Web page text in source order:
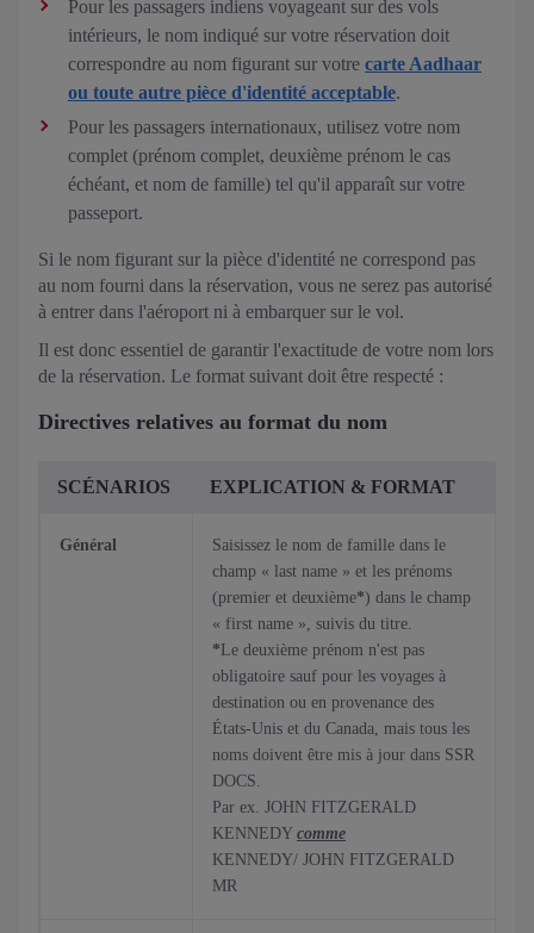
Pour les passagers indiens voyageant sur des vols
intérieurs, le nom indiqué sur votre réservation doit
correspondre au nom figurant sur votre carte Aadhaar
ou toute autre pièce d'identité acceptable.
Pour les passagers internationaux, utilisez votre nom
complet (prénom complet, deuxième prénom le cas
échéant, et nom de famille) tel qu'il apparaît sur votre
passeport.
Si le nom figurant sur la pièce d'identité ne correspond pas
au nom fourni dans la réservation, vous ne serez pas autorisé
à entrer dans l'aéroport ni à embarquer sur le vol.
Il est donc essentiel de garantir l'exactitude de votre nom lors
de la réservation. Le format suivant doit être respecté :
Directives relatives au format du nom
SCÉNARIOS EXPLICATION & FORMAT
Général
Saisissez le nom de famille dans le
champ « last name » et les prénoms
(premier et deuxième*) dans le champ
« first name », suivis du titre.
* Le deuxième prénom n'est pas
obligatoire sauf pour les voyages à
destination ou en provenance des
États-Unis et du Canada, mais tous les
noms doivent être mis à jour dans SSR
DOCS.
Par ex. JOHN FITZGERALD
KENNEDY comme
KENNEDY/ JOHN FITZGERALD
MR